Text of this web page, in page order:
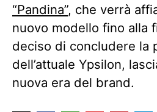
“Pandina”, che verrà
nuovo modello fino alla
deciso di concludere la
dell’attuale Ypsilon,
nuova era del brand.